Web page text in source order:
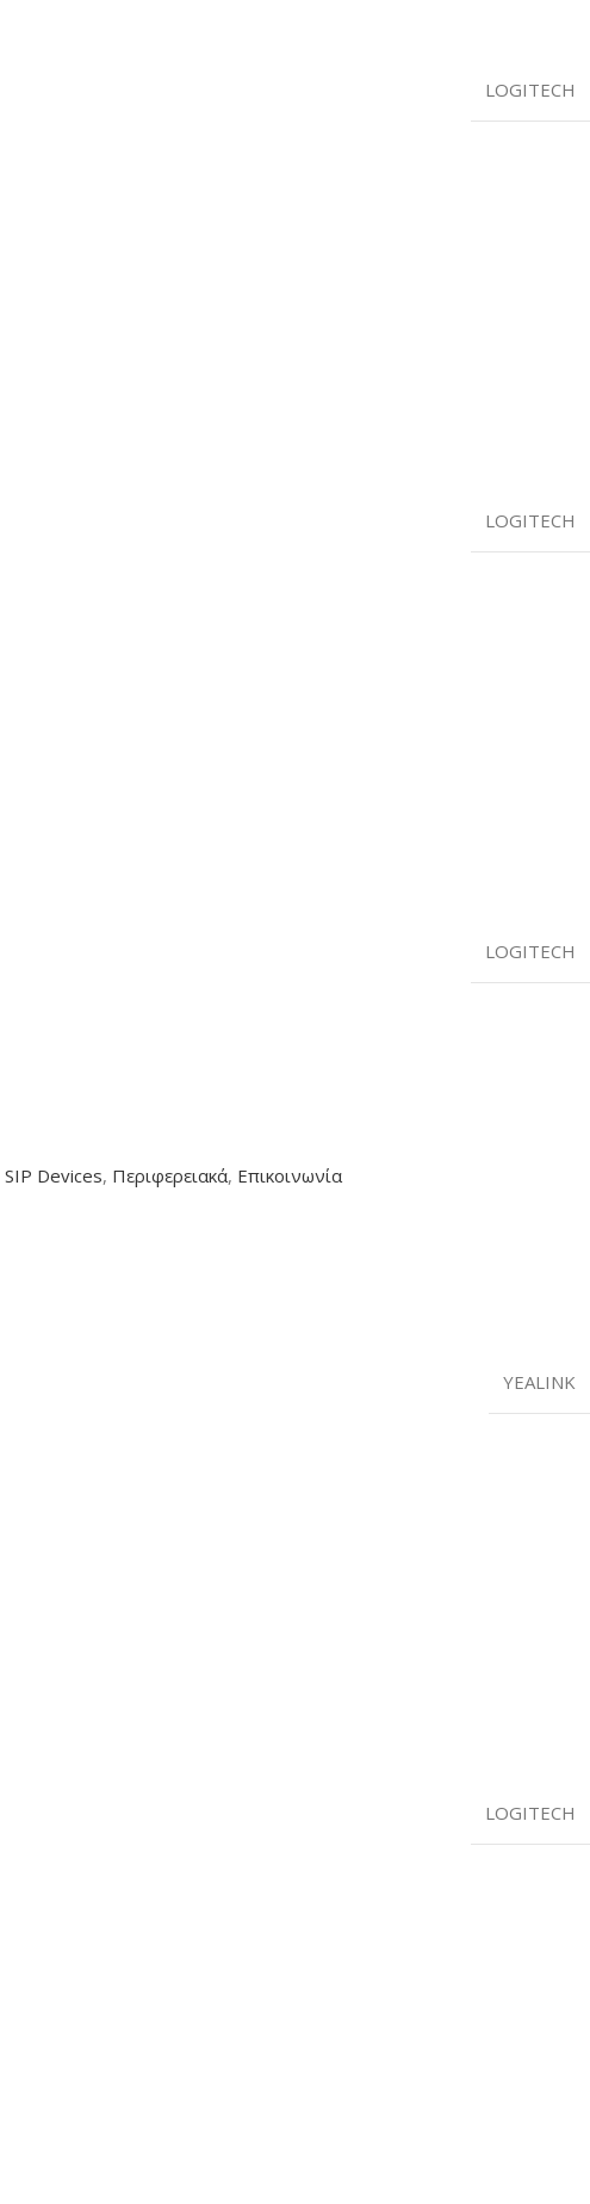
LOGITECH
LOGITECH
LOGITECH
SIP Devices, Περιφερειακά, Επικοινωνία
YEALINK
LOGITECH